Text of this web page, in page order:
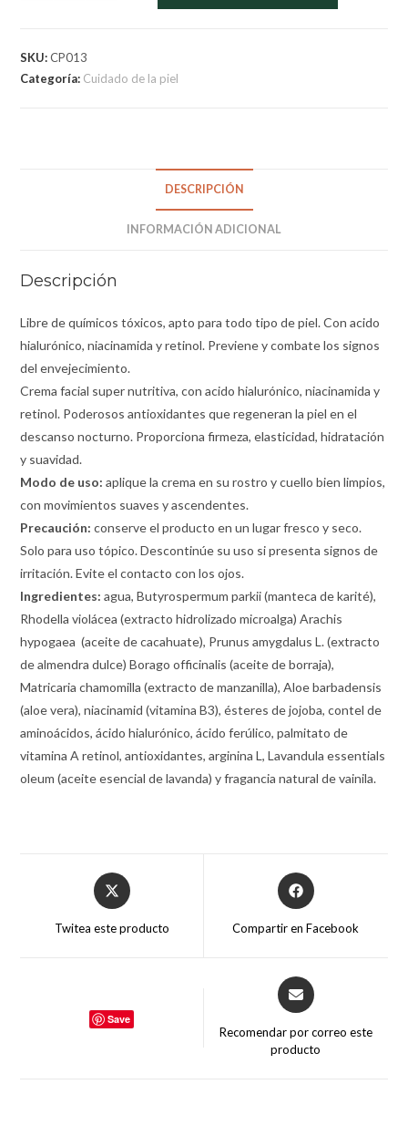
SKU:CP013
Categoría: Cuidado de la piel
DESCRIPCIÓN
INFORMACIÓN ADICIONAL
Descripción
Libre de químicos tóxicos, apto para todo tipo de piel. Con acido
hialurónico, niacinamida y retinol. Previene y combate los signos
del envejecimiento.
Crema facial super nutritiva, con acido hialurónico, niacinamida y
retinol. Poderosos antioxidantes que regeneran la piel en el
descanso nocturno. Proporciona firmeza, elasticidad, hidratación
y suavidad.
Modo de uso: aplique la crema en su rostro y cuello bien limpios,
con movimientos suaves y ascendentes.
Precaución: conserve el producto en un lugar fresco y seco.
Solo para uso tópico. Descontinúe su uso si presenta signos de
irritación. Evite el contacto con los ojos.
Ingredientes: agua, Butyrospermum parkii (manteca de karité),
Rhodella violácea (extracto hidrolizado microalga) Arachis
hypogaea (aceite de cacahuate), Prunus amygdalus L. (extracto
de almendra dulce) Borago officinalis (aceite de borraja),
Matricaria chamomilla (extracto de manzanilla), Aloe barbadensis
(aloe vera), niacinamid (vitamina B3), ésteres de jojoba, contel de
aminoácidos, ácido hialurónico, ácido ferúlico, palmitato de
vitamina A retinol, antioxidantes, arginina L, Lavandula essentials
oleum (aceite esencial de lavanda) y fragancia natural de vainila.
Twitea este producto Compartir en Facebook
Save
Recomendar por correo este
producto